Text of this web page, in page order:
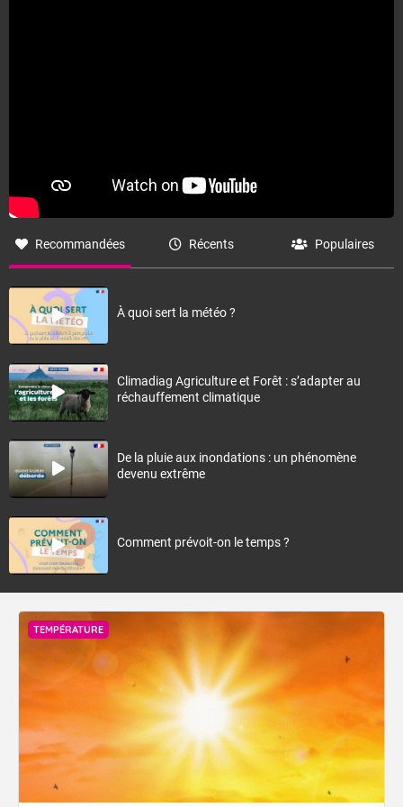
Recommandées Récents Populaires
À quoi sert la météo ?
Climadiag Agriculture et Forêt : s’adapter au
réchauffement climatique
De la pluie aux inondations : un phénomène
devenu extrême
Comment prévoit-on le temps ?
TEMPÉRATURE